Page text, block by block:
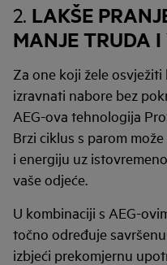
2. LAKŠE
MANJE TRUDA I
Za one koji žele
izravnati nabore bez
AEG-ova tehnologija
Brzi ciklus s parom
i energiju uz
vaše odjeće.
U kombinaciji s AEG-
točno određuje
izbjeći prekomjernu